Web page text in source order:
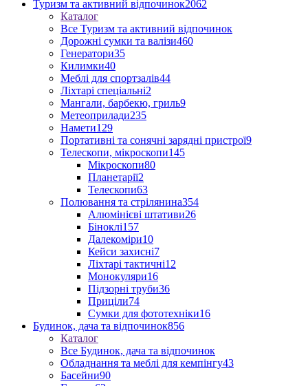
Туризм та активний відпочинок2062
Каталог
Все Туризм та активний відпочинок
Дорожні сумки та валізи460
Генератори35
Килимки40
Меблі для спортзалів44
Ліхтарі спеціальні2
Мангали, барбекю, гриль9
Метеоприлади235
Намети129
Портативні та сонячні зарядні пристрої9
Телескопи, мікроскопи145
Мікроскопи80
Планетарії2
Телескопи63
Полювання та стрілянина354
Алюмінієві штативи26
Біноклі157
Далекоміри10
Кейси захисні7
Ліхтарі тактичні12
Монокуляри16
Підзорні труби36
Приціли74
Сумки для фототехніки16
Будинок, дача та відпочинок856
Каталог
Все Будинок, дача та відпочинок
Обладнання та меблі для кемпінгу43
Басейни90